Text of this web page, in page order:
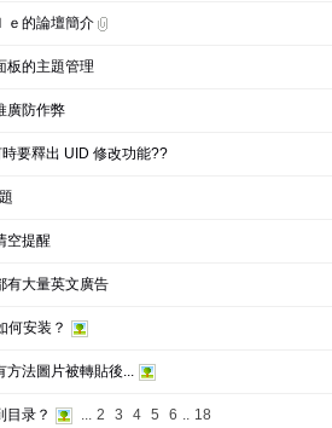
ｅ的論壇簡介
板的主題管理
廣防作弊
要釋出 UID 修改功能??
空提醒
有大量英文廣告
何安装？
方法圖片被轉貼後...
目录？ ... 2 3 4 5 6 .. 18